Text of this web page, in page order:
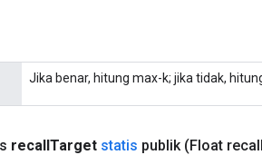
Jika benar, hitung max-k; jika tidak,
recallTarget statis publik (Float